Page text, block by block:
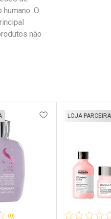
O
não
(0)
ADICIONAR AOS
LOJA PARCEIRA